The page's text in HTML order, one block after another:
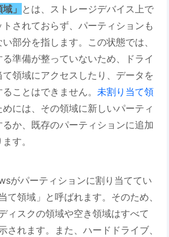
」 とは、ストレージデバイス上で
トされておらず、パーティションも
部分を指します。この状態では、
準備が整っていないため、ドライ
領域にアクセスしたり、データを
ことはできません。 未割り当て領
めには、その領域に新しいパーティ
るか、既存のパーティションに追加
す。
がパーティションに割り当ててい
て領域」と呼ばれます。そのため、
ィスクの領域や空き領域はすべて
されます。また、ハードドライブ、